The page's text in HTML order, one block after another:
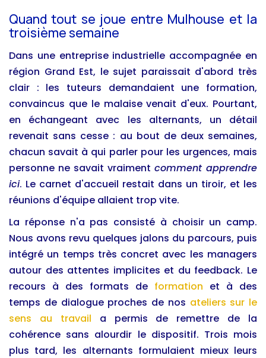
Quand tout se joue entre Mulhouse et la
troisième semaine
Dans une entreprise industrielle accompagnée en
région Grand Est, le sujet paraissait d'abord très
clair : les tuteurs demandaient une formation,
convaincus que le malaise venait d'eux. Pourtant,
en échangeant avec les alternants, un détail
revenait sans cesse : au bout de deux semaines,
chacun savait à qui parler pour les urgences, mais
personne ne savait vraiment comment apprendre
ici. Le carnet d'accueil restait dans un tiroir, et les
réunions d'équipe allaient trop vite.
La réponse n'a pas consisté à choisir un camp.
Nous avons revu quelques jalons du parcours, puis
intégré un temps très concret avec les managers
autour des attentes implicites et du feedback. Le
recours à des formats de formation et à des
temps de dialogue proches de nos ateliers sur le
sens au travail a permis de remettre de la
cohérence sans alourdir le dispositif. Trois mois
plus tard, les alternants formulaient mieux leurs